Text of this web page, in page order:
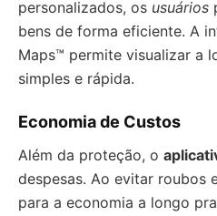
personalizados, os usuários
bens de forma eficiente. A
Maps™ permite visualizar a
simples e rápida.
Economia de Custos
Além da proteção, o
despesas. Ao evitar roubos
para a economia a longo